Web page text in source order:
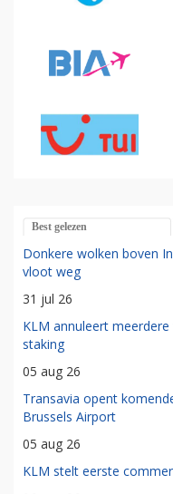
Best gelezen
Donkere wolken boven
vloot weg
31 jul 26
KLM annuleert
staking
05 aug 26
Transavia opent
Brussels Airport
05 aug 26
KLM stelt eerste